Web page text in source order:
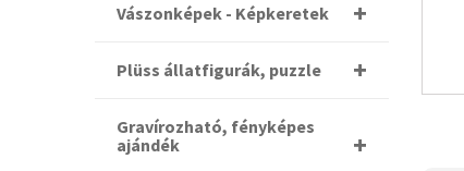
Vászonképek - Képkeretek
Plüss állatfigurák, puzzle
Gravírozható, fényképes
ajándék